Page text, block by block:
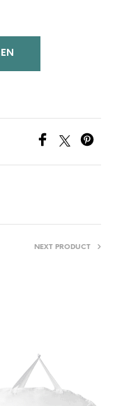
NEXT PRODUCT